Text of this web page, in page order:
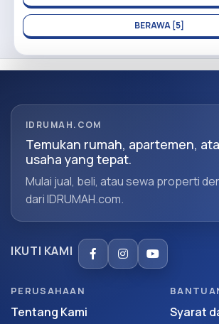
BERAWA [5]
IDRUMAH.COM
Temukan rumah, apartemen,
usaha yang tepat.
Mulai jual, beli, atau sewa properti
dari IDRUMAH.com.
IKUTI KAMI
PERUSAHAAN
Tentang Kami Syarat